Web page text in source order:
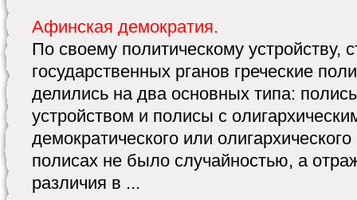
Афинская демократия.
По своему политическому устройству,
государственных рганов греческие
делились на два основных типа:
устройством и полисы с
демократического или
полисах не было случайностью, а
различия в ...